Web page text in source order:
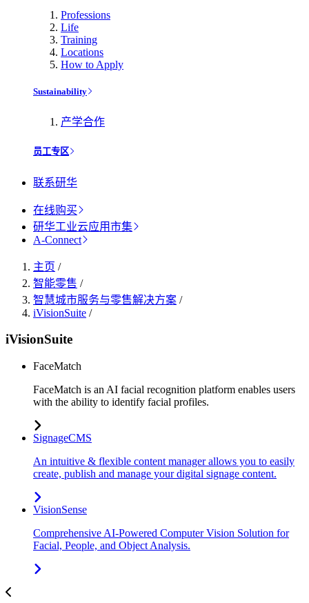
Professions
Life
Training
Locations
How to Apply
Sustainability
产学合作
员工专区
联系研华
在线购买
研华工业云应用市集
A-Connect
主页 /
智能零售 /
智慧城市服务与零售解决方案 /
iVisionSuite /
iVisionSuite
FaceMatch
FaceMatch is an AI facial recognition platform enables users
with the ability to identify facial profiles.
SignageCMS
An intuitive & flexible content manager allows you to easily
create, publish and manage your digital signage content.
VisionSense
Comprehensive AI-Powered Computer Vision Solution for
Facial, People, and Object Analysis.